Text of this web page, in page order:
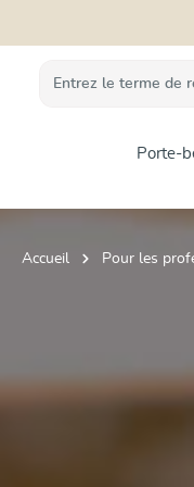
Porte-
Accueil Pour les